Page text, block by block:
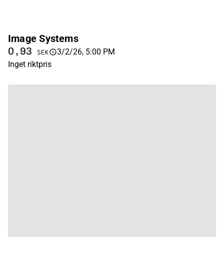
Image Systems
0,93 SEK
3/2/26, 5:00 PM
Inget riktpris